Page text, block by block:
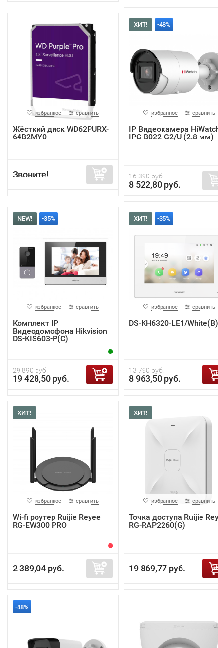
избранное сравнить
Жёсткий диск WD62PURX-
64B2MY0
Звоните!
ХИТ! -48%
избранное сравнить
IP Видеокамера
IPC-B022-G2/U (2.8 мм)
16 390 руб.
8 522,80 руб.
NEW! -35%
избранное сравнить
Комплект IP
Видеодомофона Hikvision
DS-KIS603-P(C)
29 890 руб.
19 428,50 руб.
ХИТ! -35%
избранное сравнить
DS-KH6320-LE1/White(B)
13 790 руб.
8 963,50 руб.
ХИТ!
избранное сравнить
Wi-fi роутер Ruijie Reyee
RG-EW300 PRO
2 389,04 руб.
ХИТ!
избранное сравнить
Точка доступа Ruijie
RG-RAP2260(G)
19 869,77 руб.
-48%